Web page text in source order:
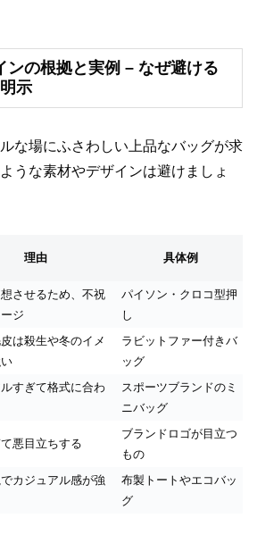
ンの根拠と実例 – なぜ避ける
示
な場にふさわしい上品なバッグが求
うな素材やデザインは避けましょ
理由 具体例
させるため、不祝
ジ
パイソン・クロコ型押
し
は殺生や冬のイメ
ラビットファー付きバ
ッグ
すぎて格式に合わ
スポーツブランドのミ
ニバッグ
悪目立ちする
ブランドロゴが目立つ
もの
カジュアル感が強
布製トートやエコバッ
グ